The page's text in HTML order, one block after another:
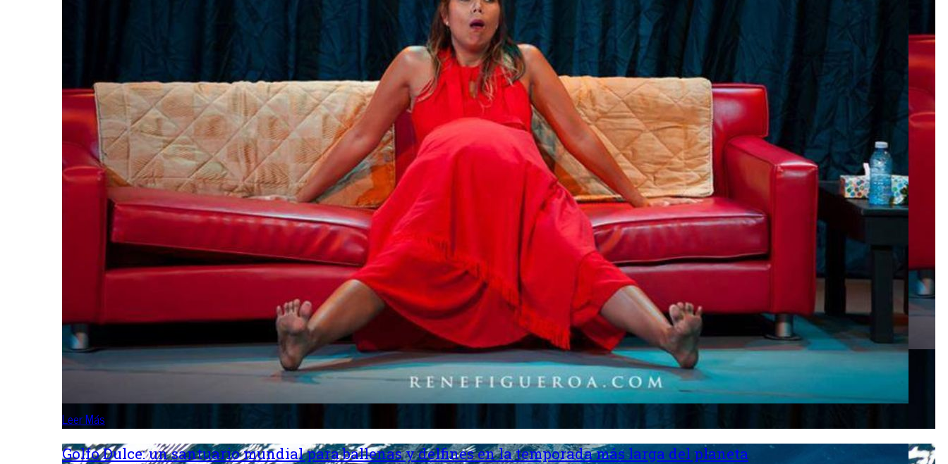
Leer Más
Golfo Dulce: un santuario mundial para ballenas y delfines en la temporada más larga del planeta